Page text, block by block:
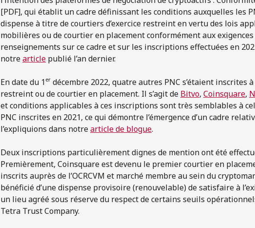
[PDF], qui établit un cadre définissant les conditions auxquelles les
dispense à titre de courtiers d’exercice restreint en vertu des lois
mobilières ou de courtier en placement conformément aux exigences
renseignements sur ce cadre et sur les inscriptions effectuées en
notrearticle publié l’an dernier.
En date du 1 er décembre 2022, quatre autres PNC s’étaient inscrites
restreint ou de courtier en placement. Il s’agit de Bitvo, Coinsquare,
et conditions applicables à ces inscriptions sont très semblables à
PNC inscrites en 2021, ce qui démontre l’émergence d’un cadre
l’expliquions dans notrearticle de blogue.
Deux inscriptions particulièrement dignes de mention ont été
Premièrement, Coinsquare est devenu le premier courtier en
inscrits auprès de l’OCRCVM et marché membre au sein du
bénéficié d’une dispense provisoire (renouvelable) de satisfaire à
un lieu agréé sous réserve du respect de certains seuils
Tetra Trust Company.